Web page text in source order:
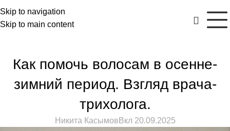
Skip to navigation
Skip to main content
Как помочь волосам в осенне-
зимний период. Взгляд врача-
трихолога.
Никита Касымов Вкл 20.09.2025